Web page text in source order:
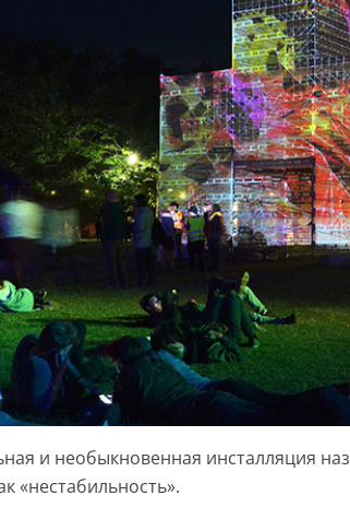
и необыкновенная инсталляция
«нестабильность».